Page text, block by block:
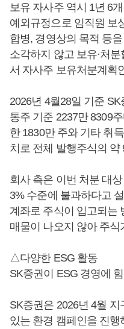
보유 자사주 역시 1년 6
예외규정으로 임직원 보
합병, 경영상의 목적 등
소각하지 않고 보유·처
서 자사주 보유처분계획
2026년 4월28일 기준
통주 기준 2237만 8309
한 1830만 주와 기타 취
치로 전체 발행주식의 약
회사 측은 이번 처분 대
3% 수준에 불과하다고
계좌로 주식이 입고되는
매물이 나오지 않아 주
△다양한 ESG 활동
SK증권이 ESG 경영에
SK증권은 2026년 4월
있는 환경 캠페인을 진행